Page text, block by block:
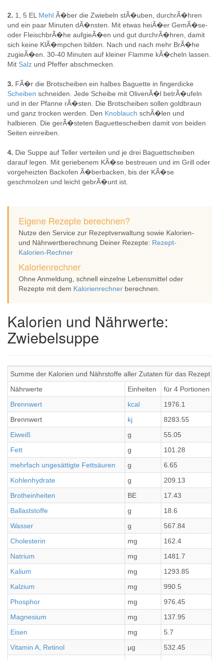
2. 1, 5 EL Mehl Ã�ber die Zwiebeln stÃ�uben, durchrÃ�hren
und ein paar Minuten dÃ�nsten. Mit etwas heiÃ�er GemÃ�se-
oder FleischbrÃ�he aufgieÃ�en und gut durchrÃ�hren, damit
sich keine KlÃ�mpchen bilden. Nach und nach mehr BrÃ�he
zugieÃ�en. 30-40 Minuten auf kleiner Flamme kÃ�cheln lassen.
Mit Salz und Pfeffer abschmecken.
3. FÃ�r die Brotscheiben ein halbes Baguette in fingerdicke
Scheiben schneiden. Jede Scheibe mit OlivenÃ�l betrÃ�ufeln
und in der Pfanne rÃ�sten. Die Brotscheiben sollen goldbraun
und ganz trocken werden. Den Knoblauch schÃ�len und
halbieren. Die gerÃ�steten Baguettescheiben damit von beiden
Seiten einreiben.
4. Die Suppe auf Teller verteilen und je drei Baguettscheiben
darauf legen. Mit geriebenem KÃ�se bestreuen und im Grill oder
vorgeheizten Backofen Ã�berbacken, bis der KÃ�se
geschmolzen und leicht gebrÃ�unt ist.
Eigene Rezepte berechnen?
Nutze den Service zur Rezeptverwaltung sowie Kalorien-
und Nährwertberechnung Deiner Rezepte: Rezept-
Kalorien-Rechner
Kalorienrechner
Ohne Anmeldung, schnell einzelne Lebensmittel oder
Rezepte mit dem Kalorienrechner berechnen.
Kalorien und Nährwerte:
Zwiebelsuppe
Summe der Kalorien und Nährstoffe aller Zutaten für das Rezept
Nährwerte
Einheiten für 4 Portionen
Brennwert
kcal 1976.1
Brennwert
kj 8283.55
Eiweiß
g 55.05
Fett
g 101.28
mehrfach ungesättigte Fettsäuren
g 6.65
Kohlenhydrate
g 209.13
Brotheinheiten
BE 17.43
Ballaststoffe
g 18.6
Wasser
g 567.84
Cholesterin
mg 162.4
Natrium
mg 1481.7
Kalium
mg 1293.85
Kalzium
mg 990.5
Phosphor
mg 976.45
Magnesium
mg 137.95
Eisen
mg 5.7
Vitamin A, Retinol
µg 532.45